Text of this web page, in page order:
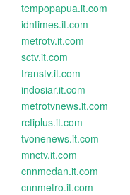
tempopapua.it.com
idntimes.it.com
metrotv.it.com
sctv.it.com
transtv.it.com
indosiar.it.com
metrotvnews.it.com
rctiplus.it.com
tvonenews.it.com
mnctv.it.com
cnnmedan.it.com
cnnmetro.it.com